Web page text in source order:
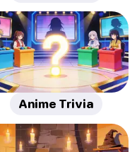
Anime Trivia